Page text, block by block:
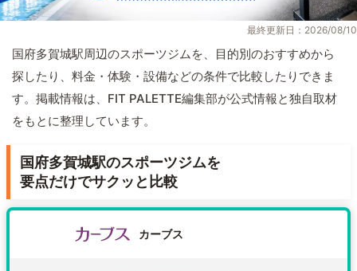
最終更新日：2026/08/10
国府多賀城駅周辺のスポーツジムを、目的別のおすすめから
探したり、料金・体験・設備などの条件で比較したりできま
す。掲載情報は、FIT PALETTE編集部が公式情報と独自取材
をもとに整理しています。
国府多賀城駅のスポーツジムを
要点だけでサクッと比較
カーブス